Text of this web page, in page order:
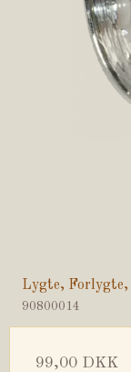
Lygte,
90800014
99,00 DKK